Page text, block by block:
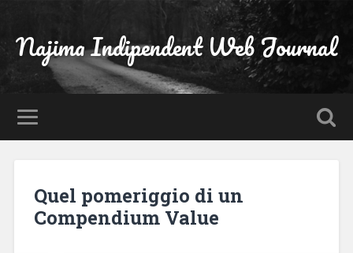
Najima Indipendent Web Journal
Quel pomeriggio di un
Compendium Value